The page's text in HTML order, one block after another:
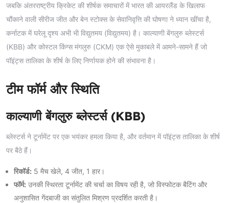
जबकि अंतरराष्ट्रीय क्रिकेट की शीर्षक समाचारों में भारत की आयरलैंड के खिलाफ
चौंकाने वाली सीरीज जीत और बेन स्टोक्स के सेवानिवृत्ति की घोषणा ने ध्यान खींचा है,
कर्नाटक में घरेलू दृश्य अभी भी विद्युतमय (विद्युतमय) है। काल्याणी बेंगलुरु ब्लेस्टर्स
(KBB) और कोस्टल किंग्स मंगलुरु (CKM) एक ऐसे मुकाबले में आमने-सामने हैं जो
पॉइंट्स तालिका के शीर्ष के लिए निर्णायक होने की संभावना है।
टीम फॉर्म और स्थिति
काल्याणी बेंगलुरु ब्लेस्टर्स (KBB)
ब्लेस्टर्स ने टूर्नामेंट पर एक भयंकर हमला किया है, और वर्तमान में पॉइंट्स तालिका के शीर्ष
पर बैठे हैं।
रिकॉर्ड: 5 मैच खेले, 4 जीत, 1 हार।
फॉर्म: उनकी स्थिरता टूर्नामेंट की चर्चा का विषय रही है, जो विस्फोटक बैटिंग और
अनुशासित गेंदबाजी का संतुलित मिश्रण प्रदर्शित करती है।